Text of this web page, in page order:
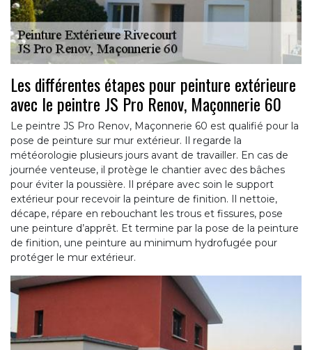
Les différentes étapes pour peinture extérieure
avec le peintre JS Pro Renov, Maçonnerie 60
Le peintre JS Pro Renov, Maçonnerie 60 est qualifié pour la
pose de peinture sur mur extérieur. Il regarde la
météorologie plusieurs jours avant de travailler. En cas de
journée venteuse, il protège le chantier avec des bâches
pour éviter la poussière. Il prépare avec soin le support
extérieur pour recevoir la peinture de finition. Il nettoie,
décape, répare en rebouchant les trous et fissures, pose
une peinture d’apprêt. Et termine par la pose de la peinture
de finition, une peinture au minimum hydrofugée pour
protéger le mur extérieur.